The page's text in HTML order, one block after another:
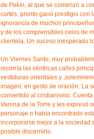
de Pekín, al que se comenzó a
cortés, pronto ganó prestigio con
ignorancia de muchos
y de los comprensibles celos de
clientela. Un suceso inesperado
Un Viernes Santo, muy
recorría las céntricas calles
vestiduras orientales y
imagen, en gesto de oración. La
convertido al cristianismo.
Varona de la Torre y les expresó
personaje o había encontrado
incorporarse mejor a la sociedad
posible discernirlo.